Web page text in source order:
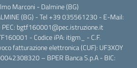
Marconi - Dalmine (BG)
(BG) - Tel +39 035561230 - E-Mail:
bgtf160001@pec.istruzione.it
- Codice iPA: itigm_ - C.F.
fatturazione elettronica (CUF): UF3XOY
– BPER Banca S.p.A - BIC: